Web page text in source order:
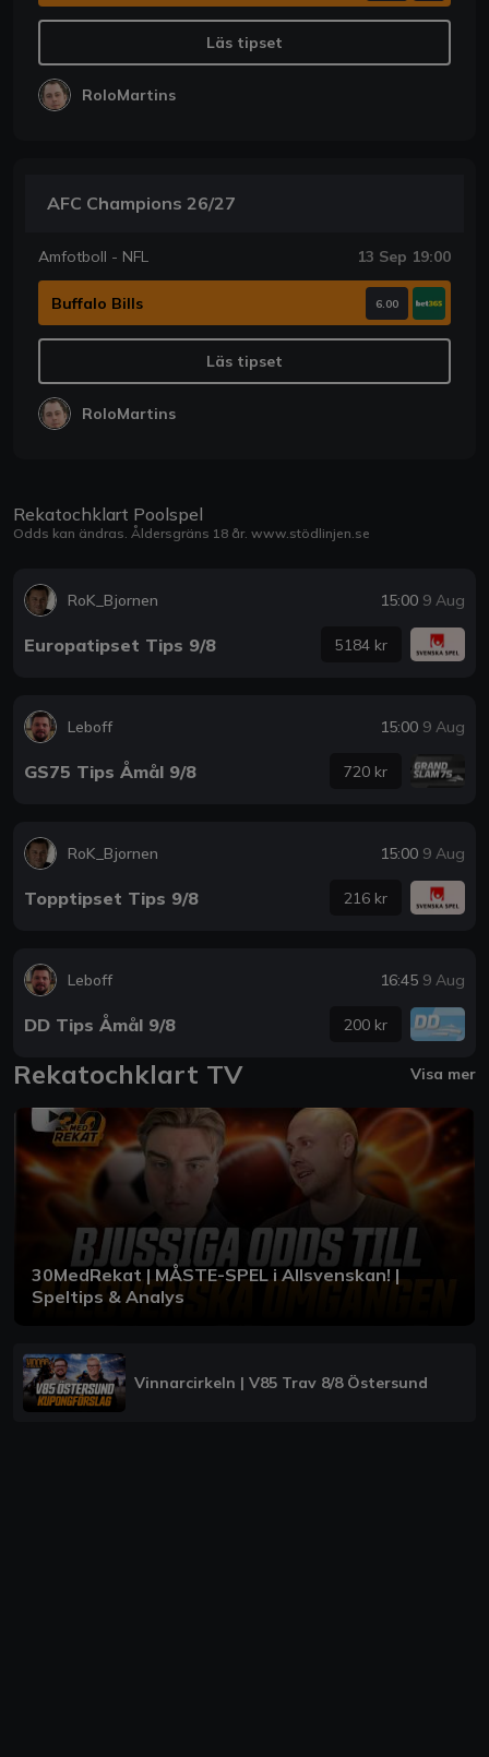
Läs tipset
RoloMartins
AFC Champions 26/27
Amfotboll - NFL 13 Sep 19:00
Buffalo Bills 6.00
Läs tipset
RoloMartins
Rekatochklart Poolspel
Odds kan ändras. Åldersgräns 18 år. www.stödlinjen.se
RoK_Bjornen 15:00 9 Aug
Europatipset Tips 9/8 5184 kr
Leboff 15:00 9 Aug
GS75 Tips Åmål 9/8 720 kr
RoK_Bjornen 15:00 9 Aug
Topptipset Tips 9/8 216 kr
Leboff 16:45 9 Aug
DD Tips Åmål 9/8 200 kr
Rekatochklart TV Visa mer
30MedRekat | MÅSTE-SPEL i Allsvenskan! |
Speltips & Analys
Vinnarcirkeln | V85 Trav 8/8 Östersund